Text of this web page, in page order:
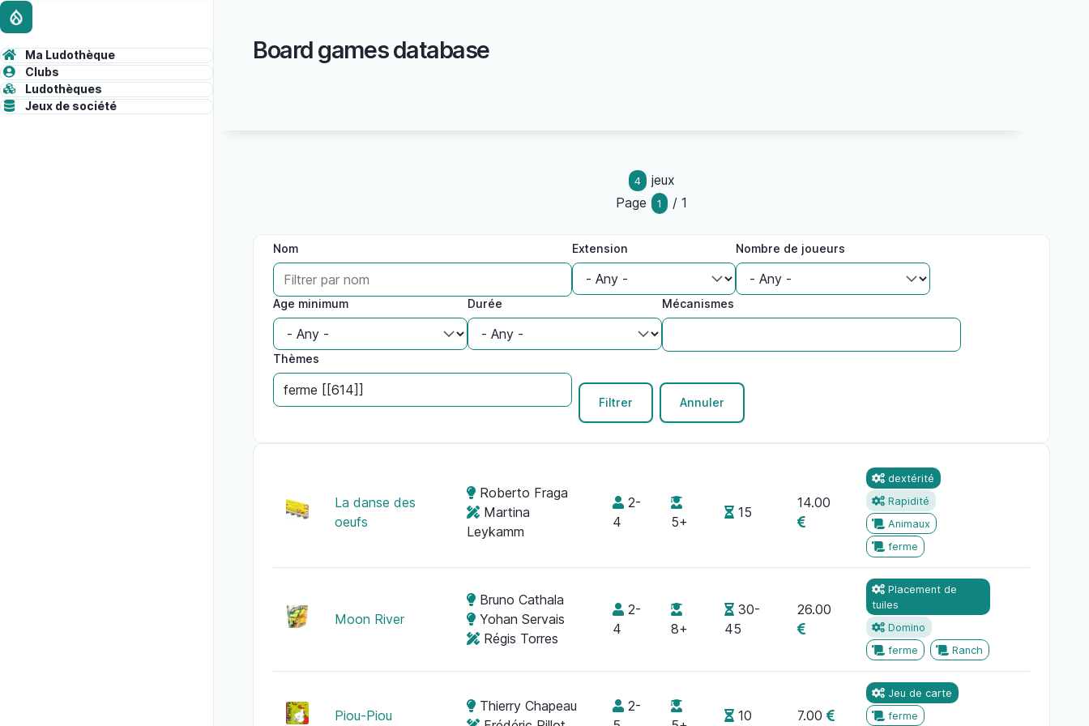
Skip
to
main
content
Administrative
toolbar
content
ADMINISTRATION
Ma Ludothèque
Clubs
Ludothèques
Jeux de société
Board games database
4
jeux
Page
1 / 1
Nom Extension Nombre de joueurs
Age minimum Durée Mécanismes
Thèmes
La danse des
oeufs
Roberto Fraga
Martina
Leykamm
2-
4
5+
15
14.00
dextérité
Rapidité
Animaux
ferme
Moon River
Bruno Cathala
Yohan Servais
Régis Torres
2-
4
8+
30-
45
26.00
Placement de
tuiles
Domino
ferme
Ranch
Piou-Piou
Thierry Chapeau
2-
10 7.00
Jeu de carte
ferme